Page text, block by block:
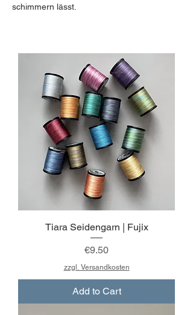
schimmern lässt.
Tiara Seidengarn | Fujix
Price
€9.50
zzgl. Versandkosten
Add to Cart